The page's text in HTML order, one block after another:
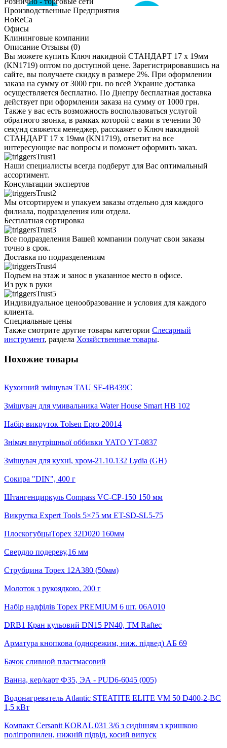
Производственные Предприятия
HoReCa
Офисы
Клининговые компании
Описание Отзывы (0)
Вы можете купить Ключ накидной СТАНДАРТ 17 х 19мм
(KN1719) оптом по доступной цене. Зарегистрировавшись на
сайте, вы получаете скидку в размере 2%. При оформлении
заказа на сумму от 3000 грн. по всей Украине доставка
осуществляется бесплатно. По Днепру бесплатная доставка
действует при оформлении заказа на сумму от 1000 грн.
Также у вас есть возможность воспользоваться услугой
обратного звонка, в рамках которой с вами в течении 30
секунд свяжется менеджер, расскажет о Ключ накидной
СТАНДАРТ 17 х 19мм (KN1719), ответит на все
интересующие вас вопросы и поможет оформить заказ.
Наши специалисты всегда подберут для Вас оптимальный
ассортимент.
Консультации экспертов
Мы отсортируем и упакуем заказы отдельно для каждого
филиала, подразделения или отдела.
Бесплатная сортировка
Все подразделения Вашей компании получат свои заказы
точно в срок.
Доставка по подразделениям
Подъем на этаж и занос в указанное место в офисе.
Из рук в руки
Индивидуальное ценообразование и условия для каждого
клиента.
Специальные цены
Также смотрите другие товары категории Слесарный
инструмент, раздела Хозяйственные товары.
Похожие товары
Кухонний змішувач TAU SF-4B439C
Змішувач для умивальника Water House Smart HB 102
Набір викруток Tolsen Epro 20014
Знімач внутрішньої оббивки YATO YT-0837
Змішувач для кухні, хром-21.10.132 Lydia (GH)
Сокира "DIN", 400 г
Штангенциркуль Compass VC-CP-150 150 мм
Викрутка Expert Tools 5×75 мм ET-SD-SL5-75
ПлоскогубцыTopex 32D020 160мм
Свердло подереву,16 мм
Струбцина Topex 12A380 (50мм)
Молоток з рукоядкою, 200 г
Набір надфілів Topex PREMIUM 6 шт. 06A010
DRB1 Кран кульовий DN15 PN40, ТМ Raftec
Арматура кнопкова (однорежим, ниж. підвед) АБ 69
Бачок сливной пластмасовий
Ванна, кер/карт Ф35, ЭА - PUD6-6045 (005)
Водонагреватель Atlantic STEATITE ELITE VM 50 D400-2-ВС
1,5 кВт
Компакт Cersanit KORAL 031 3/6 з сидінням з кришкою
поліпропилен, нижній підвід, косий випуск